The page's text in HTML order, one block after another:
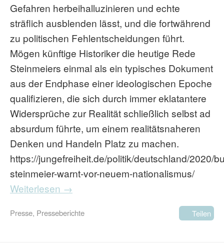
Gefahren herbeihalluzinieren und echte
sträflich ausblenden lässt, und die fortwährend
zu politischen Fehlentscheidungen führt.
Mögen künftige Historiker die heutige Rede
Steinmeiers einmal als ein typisches Dokument
aus der Endphase einer ideologischen Epoche
qualifizieren, die sich durch immer eklatantere
Widersprüche zur Realität schließlich selbst ad
absurdum führte, um einem realitätsnaheren
Denken und Handeln Platz zu machen.
https://jungefreiheit.de/politik/deutschland/2020/
steinmeier-warnt-vor-neuem-nationalismus/
Weiterlesen →
Presse, Presseberichte Teilen